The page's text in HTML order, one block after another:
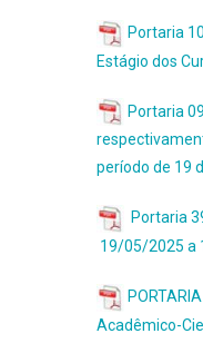
Portaria
Estágio dos
Portaria
período de 19
Portaria
19/05/2025 a
Acadêmico-